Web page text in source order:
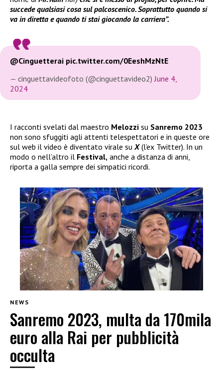
succede qualsiasi cosa sul palcoscenico. Soprattutto quando si
va in diretta e quando ti stai giocando la carriera”.
@Cinguetterai pic.twitter.com/0EeshMzNtE
— cinguettavideofoto (@cinguettavideo2) June 4,
2024
I racconti svelati dal maestro Melozzi su Sanremo 2023
non sono sfuggiti agli attenti telespettatori e in queste ore
sul web il video è diventato virale su X(l’ex Twitter). In un
modo o nell’altro il Festival, anche a distanza di anni,
riporta a galla sempre dei simpatici ricordi.
NEWS
Sanremo 2023, multa da 170mila
euro alla Rai per pubblicità
occulta